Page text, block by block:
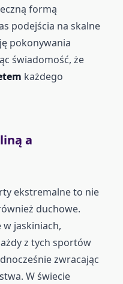
formą
podejścia na skalne
pokonywania
świadomość, że
każdego
a
ekstremalne to nie
duchowe.
jaskiniach,
z tych sportów
zwracając
W świecie